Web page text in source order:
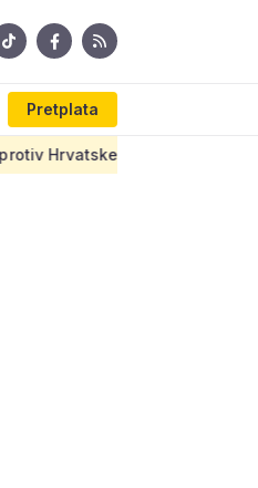
Pretplata
završetak stanova u